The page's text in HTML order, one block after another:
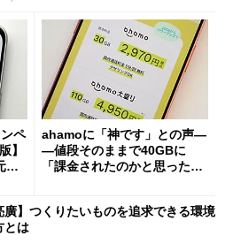
ペ
】
の
ahamoに「神です」との声―
―値段そのままで40GBに
「課金されたのかと思った」
廣】つくりたいものを追求できる環境
とは